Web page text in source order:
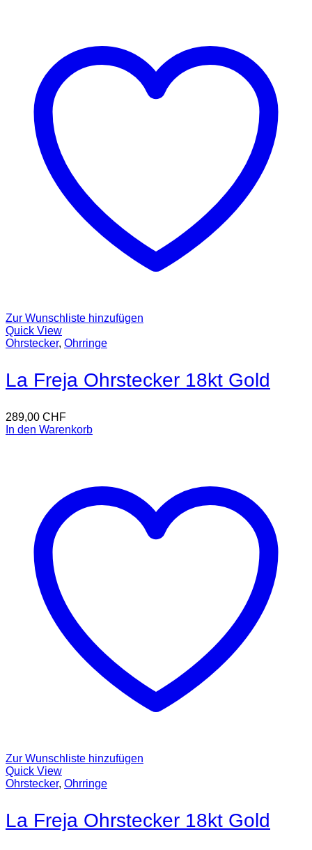
Zur Wunschliste hinzufügen
Quick View
Ohrstecker, Ohrringe
La Freja Ohrstecker 18kt Gold
289,00 CHF
In den Warenkorb
Zur Wunschliste hinzufügen
Quick View
Ohrstecker, Ohrringe
La Freja Ohrstecker 18kt Gold